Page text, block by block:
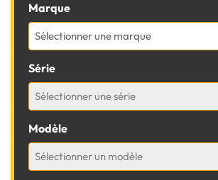
Marque
Sélectionner une marque
Série
Sélectionner une série
Modèle
Sélectionner un modèle